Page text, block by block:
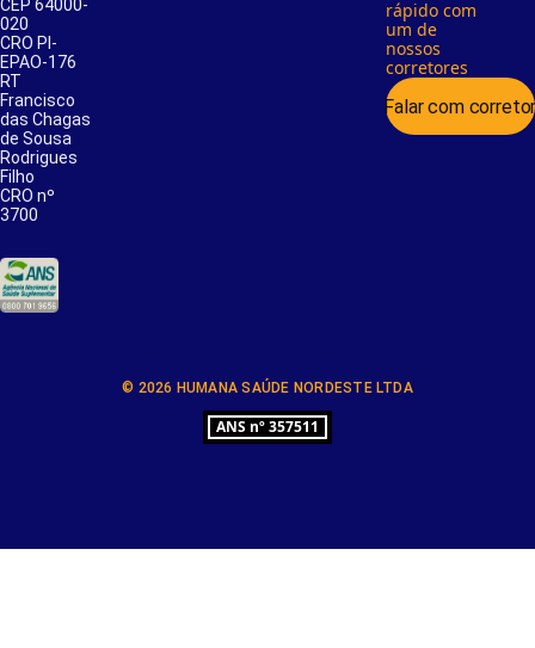
CEP 64000-
020
CRO PI-
EPAO-176
RT
Francisco
das Chagas
de Sousa
Rodrigues
Filho
CRO nº
3700
rápido com
um de
nossos
corretores
Falar com
© 2026 HUMANA SAÚDE NORDESTE LTDA
ANS nº 357511